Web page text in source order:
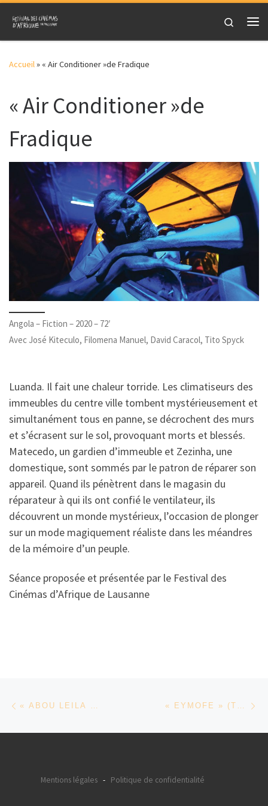
Skip to content
Search
Accueil» « Air Conditioner »de Fradique
« Air Conditioner »de
Fradique
Angola – Fiction – 2020 – 72′
Avec José Kiteculo, Filomena Manuel, David Caracol, Tito Spyck
Luanda. Il fait une chaleur torride. Les climatiseurs des
immeubles du centre ville tombent mystérieusement et
simultanément tous en panne, se décrochent des murs
et s’écrasent sur le sol, provoquant morts et blessés.
Matecedo, un gardien d’immeuble et Zezinha, une
domestique, sont sommés par le patron de réparer son
appareil. Quand ils pénètrent dans le magasin du
réparateur à qui ils ont confié le ventilateur, ils
découvrent un monde mystérieux, l’occasion de plonger
sur un mode magiquement réaliste dans les méandres
de la mémoire d’un peuple.
Séance proposée et présentée par le Festival des
Cinémas d’Afrique de Lausanne
Parcourir les articles
Mentions légales- Politique de confidentialité